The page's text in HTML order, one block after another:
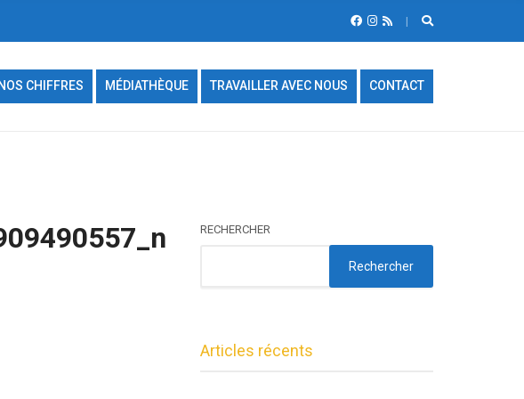
NOS CHIFFRES MÉDIATHÈQUE TRAVAILLER AVEC NOUS CONTACT
RECHERCHER
Rechercher
Articles récents